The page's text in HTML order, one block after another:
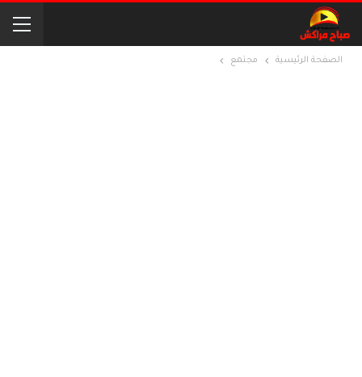
الصفحة الرئيسية مجتمع